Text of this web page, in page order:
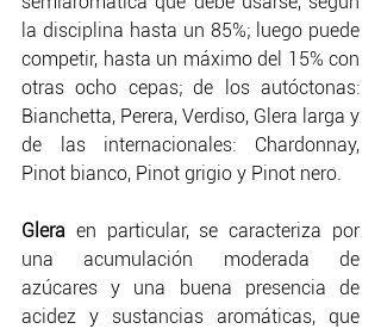
la disciplina hasta un 85%; luego puede
competir, hasta un máximo del 15% con
otras ocho cepas; de los autóctonas:
Bianchetta, Perera, Verdiso, Glera larga y
de las internacionales: Chardonnay,
Pinot bianco, Pinot grigio y Pinot nero.
Glera en particular, se caracteriza por
una acumulación moderada de
azúcares y una buena presencia de
acidez y sustancias aromáticas, que